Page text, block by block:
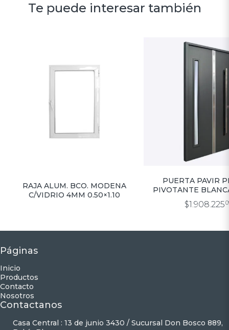
Te puede interesar también
RAJA ALUM. BCO. MODENA
C/VIDRIO 4MM 0.50×1.10
PUERTA PAVIR
PIVOTANTE
C/VIDRIO LATERAL
$1.908.225
Páginas
Inicio
Productos
Contacto
Nosotros
Contactanos
Casa Central : 13 de junio 3430 / Sucursal Don Bosco 889,